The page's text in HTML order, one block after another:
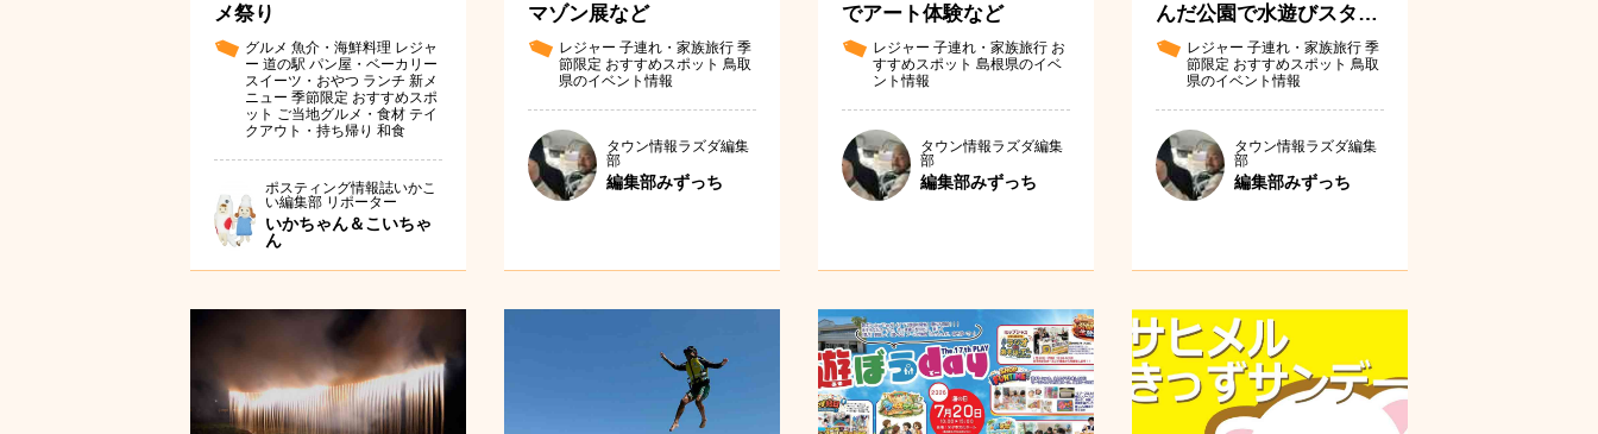
メ祭り
グルメ 魚介・海鮮料理 レジャ
ー 道の駅 パン屋・ベーカリー
スイーツ・おやつ ランチ 新メ
ニュー 季節限定 おすすめスポ
ット ご当地グルメ・食材 テイ
クアウト・持ち帰り 和食
ポスティング情報誌いかこ
い編集部 リポーター
いかちゃん＆こいちゃ
ん
マゾン展など
レジャー 子連れ・家族旅行 季
節限定 おすすめスポット 鳥取
県のイベント情報
タウン情報ラズダ編集
部
編集部みずっち
でアート体験など
レジャー 子連れ・家族旅行 お
すすめスポット 島根県のイベ
ント情報
タウン情報ラズダ編集
部
編集部みずっち
んだ公園で水遊びスタ…
レジャー 子連れ・家族旅行 季
節限定 おすすめスポット 鳥取
県のイベント情報
タウン情報ラズダ編集
部
編集部みずっち